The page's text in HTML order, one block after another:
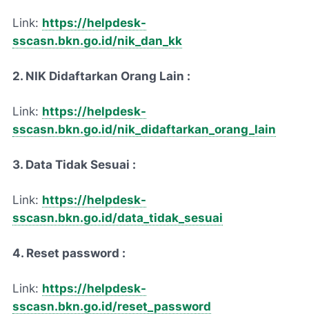
Link: https://helpdesk-
sscasn.bkn.go.id/nik_dan_kk
2. NIK Didaftarkan Orang Lain :
Link: https://helpdesk-
sscasn.bkn.go.id/nik_didaftarkan_orang_lain
3. Data Tidak Sesuai :
Link: https://helpdesk-
sscasn.bkn.go.id/data_tidak_sesuai
4. Reset password :
Link: https://helpdesk-
sscasn.bkn.go.id/reset_password